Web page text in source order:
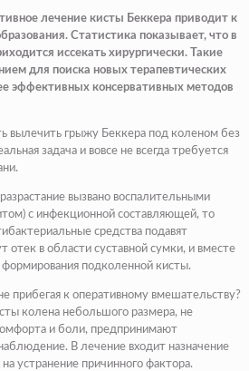
лечение кисты Беккера приводит к
Статистика показывает, что в
иссекать хирургически. Такие
для поиска новых терапевтических
эффективных консервативных методов
вылечить грыжу Беккера под коленом без
задача и вовсе не всегда требуется
вызвано воспалительными
с инфекционной составляющей, то
средства подавят
отек в области суставной сумки, и вместе
подколенной кисты.
прибегая к оперативному вмешательству?
колена небольшого размера, не
и боли, предпринимают
В лечение входит назначение
устранение причинного фактора.